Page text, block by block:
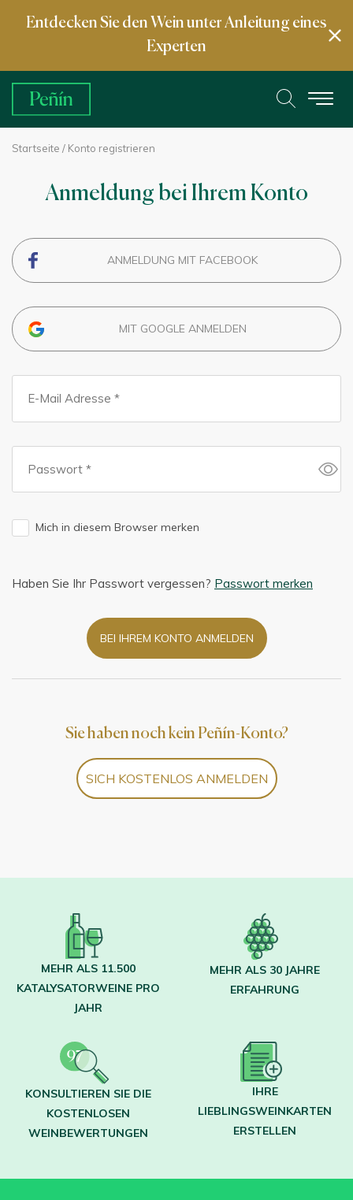
Entdecken Sie den Wein unter Anleitung eines
Experten
Startseite / Konto registrieren
Anmeldung bei Ihrem Konto
ANMELDUNG MIT FACEBOOK
MIT GOOGLE ANMELDEN
Mich in diesem Browser merken
Haben Sie Ihr Passwort vergessen? Passwort merken
BEI IHREM KONTO ANMELDEN
Sie haben noch kein Peñín-Konto?
SICH KOSTENLOS ANMELDEN
MEHR ALS 11.500
KATALYSATORWEINE PRO
JAHR
MEHR ALS 30 JAHRE
ERFAHRUNG
KONSULTIEREN SIE DIE
KOSTENLOSEN
WEINBEWERTUNGEN
IHRE
LIEBLINGSWEINKARTEN
ERSTELLEN